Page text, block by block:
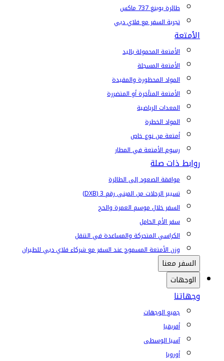
طائرة بوينغ 737 ماكس
تجربة السفر مع فلاي دبي
الأمتعة
الأمتعة المحمولة باليد
الأمتعة المسجلة
المواد المحظورة والمقيدة
الأمتعة المتأخرة أو المتضررة
المعدات الرياضية
المواد الخطرة
أمتعة من نوع خاص
رسوم الأمتعة في المطار
روابط ذات صلة
موافقة الصعود إلى الطائرة
تسيير الرحلات من المبنى رقم 3 (DXB)
السفر خلال موسم العمرة والحج
سفر الأم الحامل
الكراسي المتحركة والمساعدة في التنقل
وزن الأمتعة المسموح عند السفر مع شركاء فلاي دبي للطيران
السفر معنا
الوجهات
وجهاتنا
جميع الوجهات
أفريقيا
آسيا الوسطى
أوروبا